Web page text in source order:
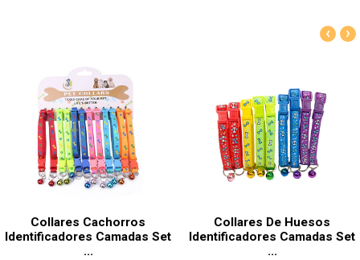
Collares Cachorros
Identificadores Camadas Set
...
Collares De Huesos
Identificadores Camadas Set
...
‹ ›